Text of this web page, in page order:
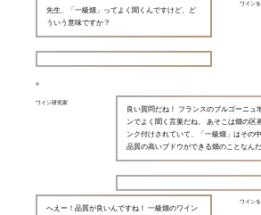
ワイン
先生、「一級畑」ってよく聞くんですけど、ど
ういう意味ですか？
ワイン研究家
良い質問だね！ フランスのブルゴーニュ
ンでよく聞く言葉だね。 あそこは畑の区
ンク付けされていて、「一級畑」はその
品質の高いブドウができる畑のことなんだ
ワイン
へえー！品質が良いんですね！ 一級畑のワイン